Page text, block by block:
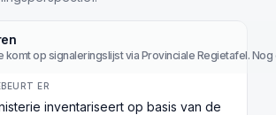
komt op signaleringslijst via Provinciale Regietafel. Nog
ER
inventariseert op basis van de